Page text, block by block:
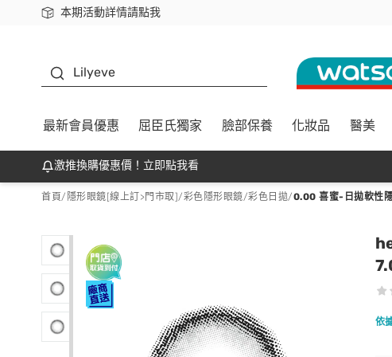
本期活動詳情請點我
下載app最高回饋$350
Lilyeve
最新會員優惠 屈臣氏獨家 臉部保養 化妝品 醫美
激推換購優惠價！立即點我看
首頁/ 隱形眼鏡[線上訂>門市取]/彩色隱形眼鏡/彩色日拋/0.00 喜蜜-日拋軟性
依